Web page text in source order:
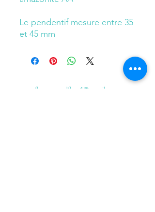
Le pendentif mesure entre 35
et 45 mm
flowersandflow1@gmail.com